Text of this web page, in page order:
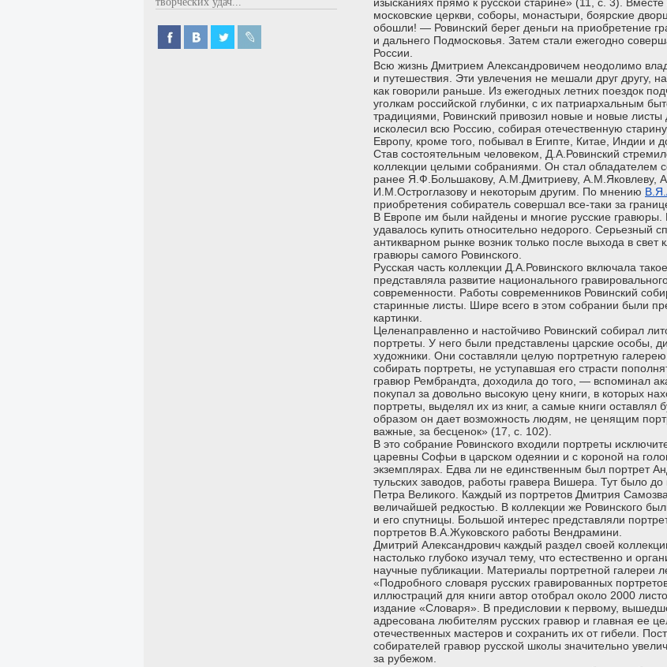
московские церкви, соборы, монастыри, боярские
обошли! — Ровинский берег деньги на приобретение
и дальнего Подмосковья. Затем стали ежегодно
России.
Всю жизнь Дмитрием Александровичем неодолимо
и путешествия. Эти увлечения не мешали друг другу,
как говорили раньше. Из ежегодных летних поездок
уголкам российской глубинки, с их патриархальным
традициями, Ровинский привозил новые и новые листы
исколесил всю Россию, собирая отечественную
Европу, кроме того, побывал в Египте, Китае, Индии и
Став состоятельным человеком, Д.А.Ровинский
коллекции целыми собраниями. Он стал обладателем
ранее Я.Ф.Большакову, А.М.Дмитриеву, А.М.Яковлеву,
И.М.Остроглазову и некоторым другим. По мнению
приобретения собиратель совершал все-таки за
В Европе им были найдены и многие русские
удавалось купить относительно недорого. Серьезный
антикварном рынке возник только после выхода в свет
гравюры самого Ровинского.
Русская часть коллекции Д.А.Ровинского включала
представляла развитие национального
современности. Работы современников Ровинский
старинные листы. Шире всего в этом собрании были
картинки.
Целенаправленно и настойчиво Ровинский собирал
портреты. У него были представлены царские особы,
художники. Они составляли целую портретную
собирать портреты, не уступавшая его страсти
гравюр Рембрандта, доходила до того, — вспоминал
покупал за довольно высокую цену книги, в которых
портреты, выделял их из книг, а самые книги оставлял
образом он дает возможность людям, не ценящим
важные, за бесценок» (17, с. 102).
В это собрание Ровинского входили портреты
царевны Софьи в царском одеянии и с короной на
экземплярах. Едва ли не единственным был портрет
тульских заводов, работы гравера Вишера. Тут было
Петра Великого. Каждый из портретов Дмитрия
величайшей редкостью. В коллекции же Ровинского
и его спутницы. Большой интерес представляли
портретов В.А.Жуковского работы Вендрамини.
Дмитрий Александрович каждый раздел своей
настолько глубоко изучал тему, что естественно и
научные публикации. Материалы портретной галереи
«Подробного словаря русских гравированных
иллюстраций для книги автор отобрал около 2000
издание «Словаря». В предисловии к первому,
адресована любителям русских гравюр и главная ее
отечественных мастеров и сохранить их от гибели.
собирателей гравюр русской школы значительно
за рубежом.